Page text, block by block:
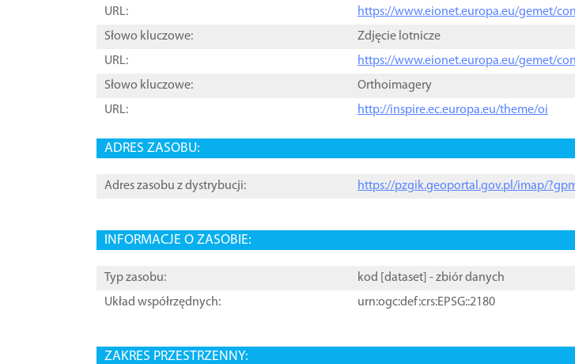
URL:
https://www.eionet.europa.eu/gemet/
Słowo kluczowe:
Zdjęcie lotnicze
URL:
https://www.eionet.europa.eu/gemet/
Słowo kluczowe:
Orthoimagery
URL:
http://inspire.ec.europa.eu/theme/oi
ADRES ZASOBU:
Adres zasobu z dystrybucji: https://pzgik.geoportal.gov.pl/imap/
INFORMACJE O ZASOBIE:
Typ zasobu: kod [ dataset ] - zbiór danych
Układ współrzędnych:
urn:ogc:def:crs:EPSG::2180
ZAKRES PRZESTRZENNY: